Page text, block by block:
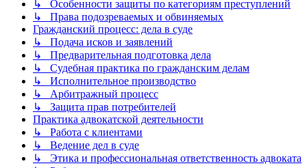
↳ Особенности защиты по категориям преступлений
↳ Права подозреваемых и обвиняемых
Гражданский процесс: дела в суде
↳ Подача исков и заявлений
↳ Предварительная подготовка дела
↳ Судебная практика по гражданским делам
↳ Исполнительное производство
↳ Арбитражный процесс
↳ Защита прав потребителей
Практика адвокатской деятельности
↳ Работа с клиентами
↳ Ведение дел в суде
↳ Этика и профессиональная ответственность адвоката